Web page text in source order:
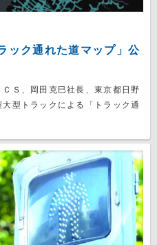
ック通れた道マップ」公
Ｓ、岡田克巳社長、東京都日野
型トラックによる「トラック通